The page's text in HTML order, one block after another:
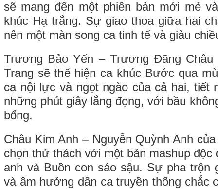
sẽ mang đến một phiên bản mới mẻ
khúc Hạ trắng. Sự giao thoa giữa hai
nên một màn song ca tinh tế và giàu
Trương Bảo Yến – Trương Đăng
Trang sẽ thể hiện ca khúc Bước qua
ca nội lực và ngọt ngào của cả hai, tiết
những phút giây lắng đọng, với bầu
bổng.
Châu Kim Anh – Nguyễn Quỳnh Anh
chọn thử thách với một bản mashup độc
anh và Buồn con sáo sậu. Sự pha trộn
và âm hưởng dân ca truyền thống chắc